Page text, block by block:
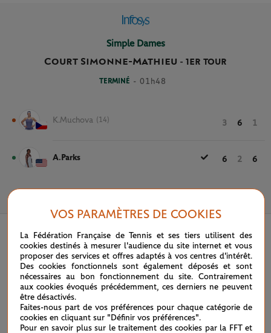
Simple Dames
Court Simonne-Mathieu - 1ER TOUR
TERMINÉ - 01h48
K.Muchova (14) 3 6 1
A.Parks 6 2 6
VOS PARAMÈTRES DE COOKIES
La Fédération Française de Tennis et ses tiers utilisent des
cookies destinés à mesurer l'audience du site internet et vous
proposer des services et offres adaptés à vos centres d'intérêt.
Des cookies fonctionnels sont également déposés et sont
nécessaires au bon fonctionnement du site. Contrairement
aux cookies évoqués précédemment, ces derniers ne peuvent
être désactivés.
Faites-nous part de vos préférences pour chaque catégorie de
cookies en cliquant sur "Définir vos préférences".
Pour en savoir plus sur le traitement des cookies par la FFT et